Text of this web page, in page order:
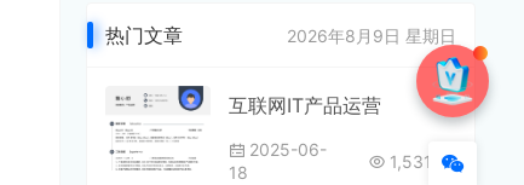
热门文章 2026年8月9日 星期日
互联网IT产品运营
2025-06-
18
1,531